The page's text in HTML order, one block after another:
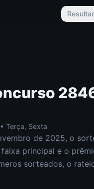
• Terça, Sexta
de 2025, o
principal e o
sorteados, o